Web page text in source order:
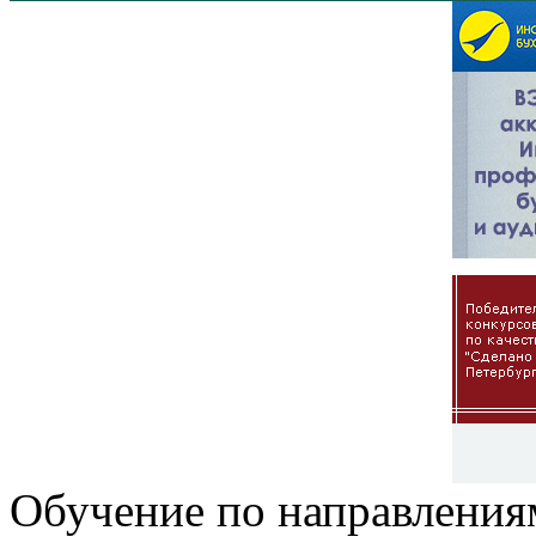
Обучение по